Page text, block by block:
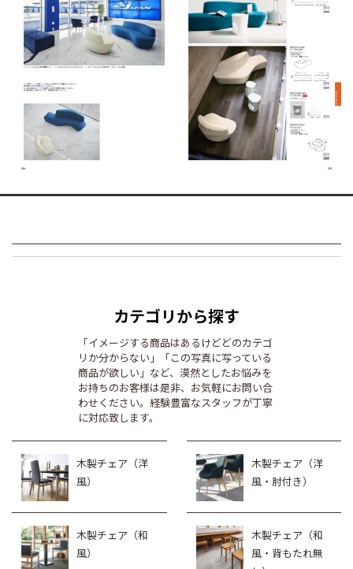
カテゴリから探す
「イメージする商品はあるけどどのカテゴ
リか分からない」「この写真に写っている
商品が欲しい」など、漠然としたお悩みを
お持ちのお客様は是非、お気軽にお問い合
わせください。経験豊富なスタッフが丁寧
に対応致します。
木製チェア（洋
風）
木製チェア（洋
風・肘付き）
木製チェア（和
風）
木製チェア（和
風・背もたれ無